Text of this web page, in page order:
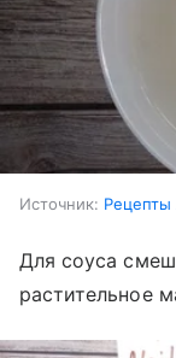
Источник: Рецепты
Для соуса
растительное